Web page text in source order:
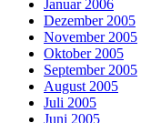
Januar 2006
Dezember 2005
November 2005
Oktober 2005
September 2005
August 2005
Juli 2005
Juni 2005